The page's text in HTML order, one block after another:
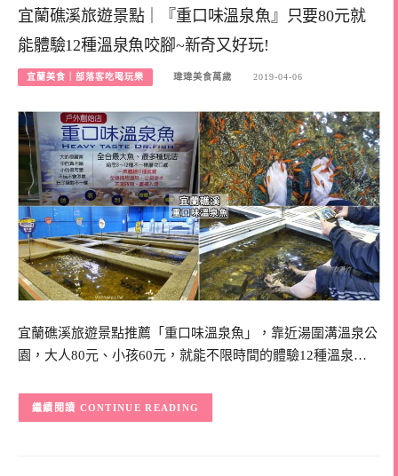
宜蘭礁溪旅遊景點｜『重口味溫泉魚』只要80元就
能體驗12種溫泉魚咬腳~新奇又好玩!
宜蘭美食｜部落客吃喝玩樂 瑋瑋美食萬歲 2019-04-06
宜蘭礁溪旅遊景點推薦「重口味溫泉魚」，靠近湯圍溝溫泉公
園，大人80元、小孩60元，就能不限時間的體驗12種溫泉…
CONTINUE READING